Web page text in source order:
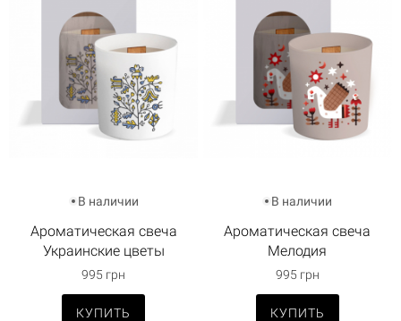
В наличии
Ароматическая свеча
Украинские цветы
995 грн
КУПИТЬ
В наличии
Ароматическая свеча
Мелодия
995 грн
КУПИТЬ